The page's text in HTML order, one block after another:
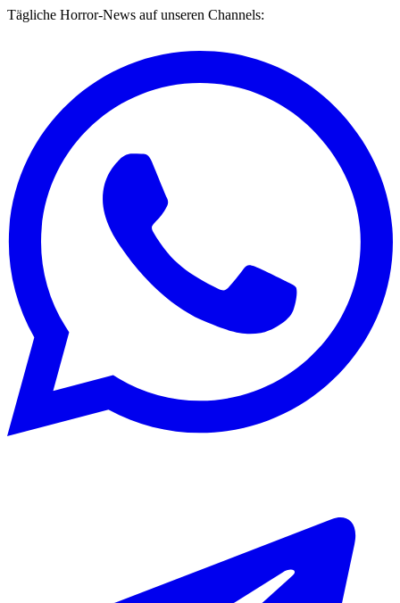
Tägliche Horror-News auf unseren Channels: